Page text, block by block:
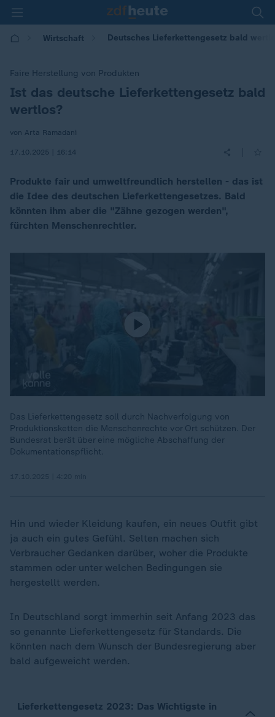
Wirtschaft Deutsches Lieferkettengesetz bald
Faire Herstellung von Produkten
:
Ist das deutsche Lieferkettengesetz bald
wertlos?
von Arta Ramadani
17.10.2025 | 16:14
Produkte fair und umweltfreundlich herstellen - das ist
die Idee des deutschen Lieferkettengesetzes. Bald
könnten ihm aber die "Zähne gezogen werden",
fürchten Menschenrechtler.
Das Lieferkettengesetz soll durch Nachverfolgung von
Produktionsketten die Menschenrechte vor Ort schützen. Der
Bundesrat berät über eine mögliche Abschaffung der
Dokumentationspflicht.
Hin und wieder Kleidung kaufen, ein neues Outfit gibt
ja auch ein gutes Gefühl. Selten machen sich
Verbraucher Gedanken darüber, woher die Produkte
stammen oder unter welchen Bedingungen sie
hergestellt werden.
In Deutschland sorgt immerhin seit Anfang 2023 das
so genannte Lieferkettengesetz für Standards. Die
könnten nach dem Wunsch der Bundesregierung aber
bald aufgeweicht werden.
Lieferkettengesetz 2023: Das Wichtigste in